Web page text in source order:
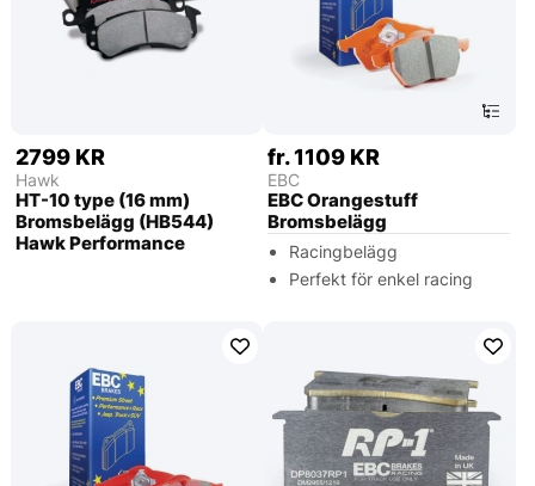
2799 KR
Hawk
HT-10 type (16 mm)
Bromsbelägg (HB544)
Hawk Performance
fr. 1109 KR
EBC
EBC Orangestuff
Bromsbelägg
Racingbelägg
Perfekt för enkel racing